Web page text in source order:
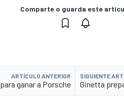
Comparte o guarda este
ARTÍCULO ANTERIOR
ganar a Porsche
SIGUIENTE
Ginetta